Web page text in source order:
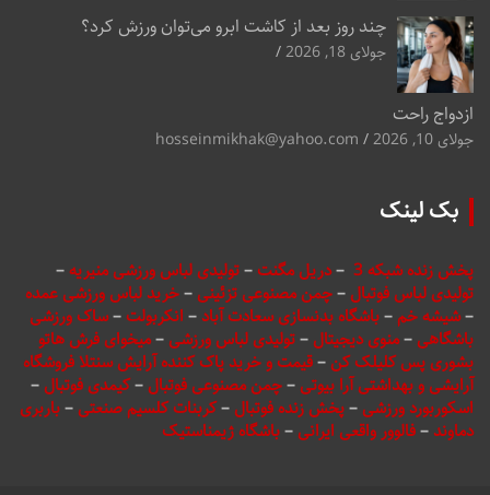
چند روز بعد از کاشت ابرو می‌توان ورزش کرد؟
جولای 18, 2026
ازدواج راحت
جولای 10, 2026 hosseinmikhak@yahoo.com
بک لینک
پخش زنده شبکه 3 –دریل مگنت–تولیدی لباس ورزشی منیریه–
تولیدی لباس فوتبال –چمن مصنوعی تزئینی –خرید لباس ورزشی عمده
–شیشه خم–باشگاه بدنسازی سعادت آباد – انکربولت–ساک ورزشی
باشگاهی –منوی دیجیتال –تولیدی لباس ورزشی –میخوای فرش هاتو
بشوری پس کلیلک کن –قیمت و خرید پاک کننده آرایش سنتلا فروشگاه
آرایشی و بهداشتی آرا بیوتی –چمن مصنوعی فوتبال –کیمدی فوتبال –
اسکوربورد ورزشی –پخش زنده فوتبال –کربنات کلسیم صنعتی –باربری
دماوند–فالوور واقعی ایرانی –باشگاه ژیمناستیک